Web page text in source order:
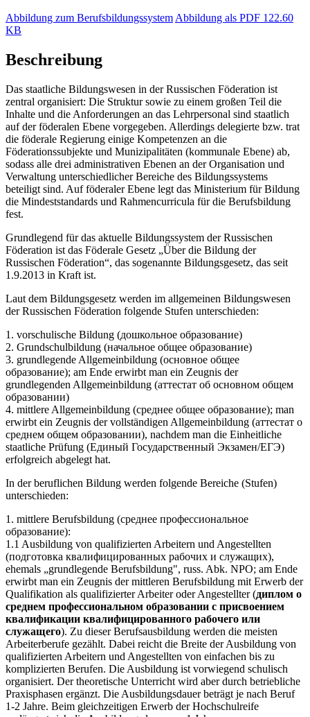
Abbildung zum Berufsbildungssystem Abbildung als PDF 122.60
KB
Beschreibung
Das staatliche Bildungswesen in der Russischen Föderation ist
zentral organisiert: Die Struktur sowie zu einem großen Teil die
Inhalte und die Anforderungen an das Lehrpersonal sind staatlich
auf der föderalen Ebene vorgegeben. Allerdings delegierte bzw. trat
die föderale Regierung einige Kompetenzen an die
Föderationssubjekte und Munizipalitäten (kommunale Ebene) ab,
sodass alle drei administrativen Ebenen an der Organisation und
Verwaltung unterschiedlicher Bereiche des Bildungssystems
beteiligt sind. Auf föderaler Ebene legt das Ministerium für Bildung
die Mindeststandards und Rahmencurricula für die Berufsbildung
fest.
Grundlegend für das aktuelle Bildungssystem der Russischen
Föderation ist das Föderale Gesetz „Über die Bildung der
Russischen Föderation“, das sogenannte Bildungsgesetz, das seit
1.9.2013 in Kraft ist.
Laut dem Bildungsgesetz werden im allgemeinen Bildungswesen
der Russischen Föderation folgende Stufen unterschieden:
1. vorschulische Bildung (дошкольное образование)
2. Grundschulbildung (начальное общее образование)
3. grundlegende Allgemeinbildung (основное общее
образование); am Ende erwirbt man ein Zeugnis der
grundlegenden Allgemeinbildung (аттестат об основном общем
образовании)
4. mittlere Allgemeinbildung (среднее общее образование); man
erwirbt ein Zeugnis der vollständigen Allgemeinbildung (аттестат о
среднем общем образовании), nachdem man die Einheitliche
staatliche Prüfung (Единый Государственный Экзамен/ЕГЭ)
erfolgreich abgelegt hat.
In der beruflichen Bildung werden folgende Bereiche (Stufen)
unterschieden:
1. mittlere Berufsbildung (среднее профессиональное
образование):
1.1 Ausbildung von qualifizierten Arbeitern und Angestellten
(подготовка квалифицированных рабочих и служащих),
ehemals „grundlegende Berufsbildung", russ. Abk. NPO; am Ende
erwirbt man ein Zeugnis der mittleren Berufsbildung mit Erwerb der
Qualifikation als qualifizierter Arbeiter oder Angestellter (диплом о
среднем профессиональном образовании с присвоением
квалификации квалифицированного рабочего или
служащего). Zu dieser Berufsausbildung werden die meisten
Arbeiterberufe gezählt. Dabei reicht die Breite der Ausbildung von
qualifizierten Arbeitern und Angestellten von einfachen bis zu
komplizierten Berufen. Die Ausbildung ist vorwiegend schulisch
organisiert. Der theoretische Unterricht wird aber durch betriebliche
Praxisphasen ergänzt. Die Ausbildungsdauer beträgt je nach Beruf
1-2 Jahre. Beim gleichzeitigen Erwerb der Hochschulreife